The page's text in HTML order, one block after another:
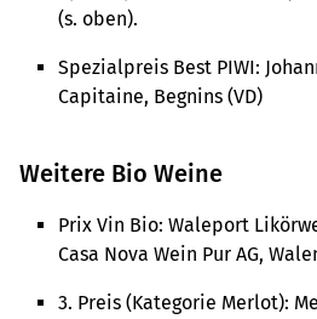
(s. oben).
Spezialpreis Best PIWI:
Capitaine, Begnins (VD)
Weitere Bio Weine
Prix Vin Bio: Waleport
Casa Nova Wein Pur AG,
3. Preis (Kategorie Merlot):